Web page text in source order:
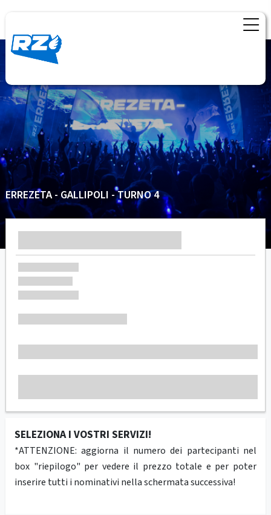
ERREZETA - GALLIPOLI - TURNO 4
SELEZIONA I VOSTRI SERVIZI!
*ATTENZIONE: aggiorna il numero dei partecipanti nel
box "riepilogo" per vedere il prezzo totale e per poter
inserire tutti i nominativi nella schermata successiva!